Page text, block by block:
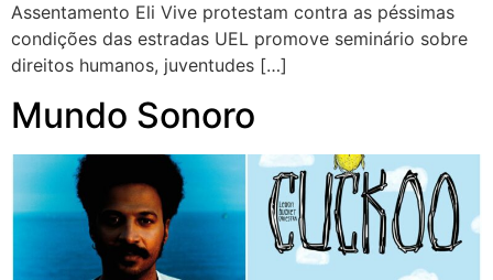
Assentamento Eli Vive protestam contra as péssimas
condições das estradas UEL promove seminário sobre
direitos humanos, juventudes […]
Mundo Sonoro